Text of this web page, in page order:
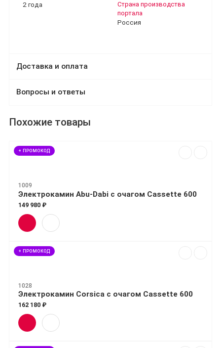
2 года
Страна производства
портала
Россия
Доставка и оплата
Вопросы и ответы
Похожие товары
+ ПРОМОКОД
1009
Электрокамин Abu-Dabi с очагом Cassette 600
149 980 ₽
+ ПРОМОКОД
1028
Электрокамин Corsica с очагом Cassette 600
162 180 ₽